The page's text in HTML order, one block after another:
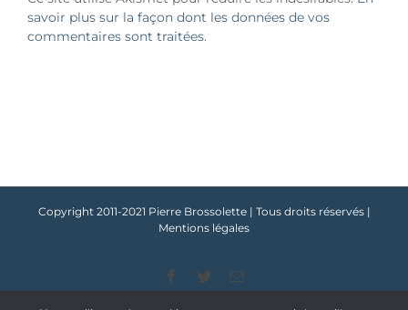
savoir plus sur la façon dont les données de vos
commentaires sont traitées.
Copyright 2011-2021 Pierre Brossolette | Tous droits réservés |
Mentions légales
Facebook
TwitterEmail